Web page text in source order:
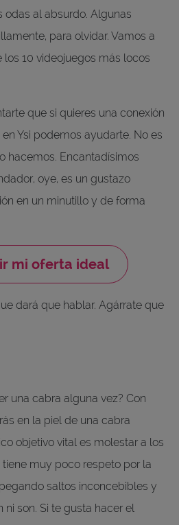
odas al absurdo. Algunas
para olvidar. Vamos a
los 10 videojuegos más locos
que si quieres una conexión
Ysi podemos ayudarte. No es
hacemos. Encantadísimos
oye, es un gustazo
en un minutillo y de forma
mi oferta ideal
dará que hablar. Agárrate que
una cabra alguna vez? Con
en la piel de una cabra
objetivo vital es molestar a los
tiene muy poco respeto por la
saltos inconcebibles y
son. Si te gusta hacer el